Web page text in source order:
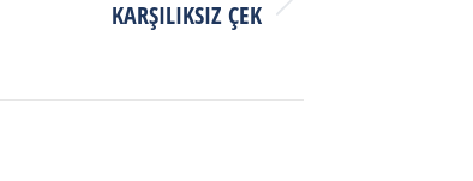
KARŞILIKSIZ ÇEK